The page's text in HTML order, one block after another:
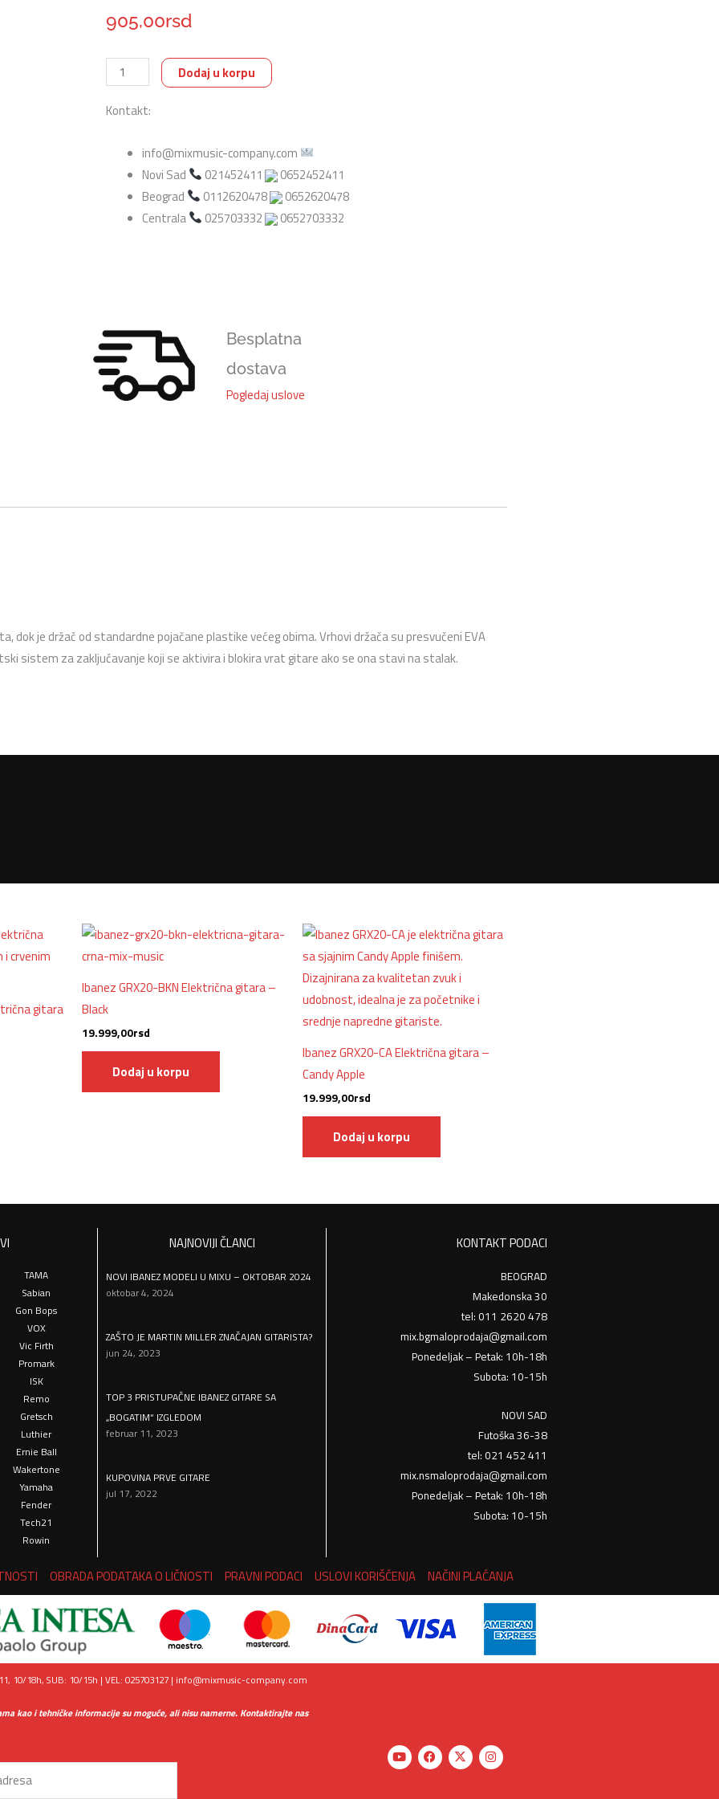
905,00rsd
Wakertone
W-
G14A
gitarski
stalak
količina
Dodaj u korpu
Kontakt:
info@mixmusic-company.com
Novi Sad
021452411
0652452411
Beograd
0112620478
0652620478
Centrala
025703332 0652703332
Besplatna
dostava
Pogledaj uslove
dok je držač od standardne pojačane plastike većeg obima. Vrhovi držača su presvučeni EVA
sistem za zaključavanje koji se aktivira i blokira vrat gitare ako se ona stavi na stalak.
gitara
Ibanez GRX20-BKN Električna gitara –
Black
19.999,00rsd
Dodaj u korpu
Ibanez GRX20-CA Električna gitara –
Candy Apple
19.999,00rsd
Dodaj u korpu
TAMA
Sabian
Gon Bops
VOX
Vic Firth
Promark
ISK
Remo
Gretsch
Luthier
Ernie Ball
Wakertone
Yamaha
Fender
Tech21
Rowin
NAJNOVIJI ČLANCI
NOVI IBANEZ MODELI U MIXU – OKTOBAR 2024
oktobar 4, 2024
ZAŠTO JE MARTIN MILLER ZNAČAJAN GITARISTA?
jun 24, 2023
TOP 3 PRISTUPAČNE IBANEZ GITARE SA
„BOGATIM“ IZGLEDOM
februar 11, 2023
KUPOVINA PRVE GITARE
jul 17, 2022
KONTAKT PODACI
BEOGRAD
Makedonska 30
tel: 011 2620 478
mix.bgmaloprodaja@gmail.com
Ponedeljak – Petak: 10h-18h
Subota: 10-15h
NOVI SAD
Futoška 36-38
tel: 021 452 411
mix.nsmaloprodaja@gmail.com
Ponedeljak – Petak: 10h-18h
Subota: 10-15h
OBRADA PODATAKA O LIČNOSTI PRAVNI PODACI USLOVI KORIŠĆENJA NAČINI PLAĆANJA
10/18h, SUB: 10/15h | VEL: 025703127 | info@mixmusic-company.com
kao i tehničke informacije su moguće, ali nisu namerne. Kontaktirajte nas
Y
o
u
F
a
c
X
-
t
I
n
s